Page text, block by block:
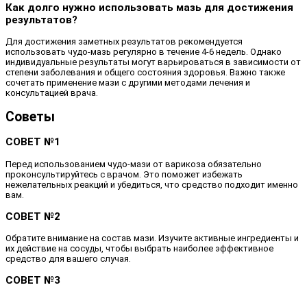
Как долго нужно использовать мазь для достижения
результатов?
Для достижения заметных результатов рекомендуется
использовать чудо-мазь регулярно в течение 4-6 недель. Однако
индивидуальные результаты могут варьироваться в зависимости от
степени заболевания и общего состояния здоровья. Важно также
сочетать применение мази с другими методами лечения и
консультацией врача.
Советы
СОВЕТ №1
Перед использованием чудо-мази от варикоза обязательно
проконсультируйтесь с врачом. Это поможет избежать
нежелательных реакций и убедиться, что средство подходит именно
вам.
СОВЕТ №2
Обратите внимание на состав мази. Изучите активные ингредиенты и
их действие на сосуды, чтобы выбрать наиболее эффективное
средство для вашего случая.
СОВЕТ №3